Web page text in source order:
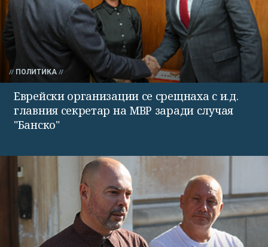
ПОЛИТИКА
Еврейски организации се срещнаха с и.д.
главния секретар на МВР заради случая
"Банско"